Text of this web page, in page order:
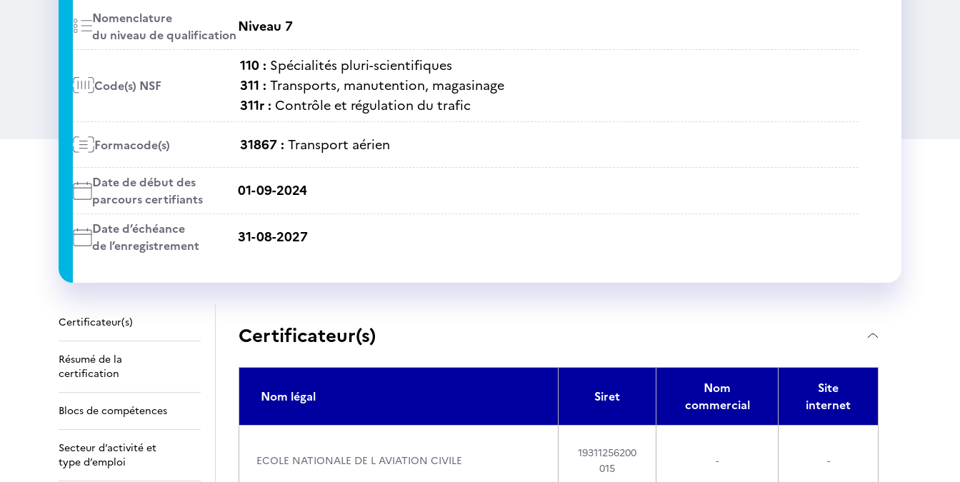
Nomenclature
du niveau de qualificationNiveau 7
Code(s) NSF
110 : Spécialités pluri-scientifiques
311 : Transports, manutention, magasinage
311r : Contrôle et régulation du trafic
Formacode(s) 31867 : Transport aérien
Date de début des
parcours certifiants
01-09-2024
Date d’échéance
de l’enregistrement
31-08-2027
Certificateur(s)
Résumé de la
certification
Blocs de compétences
Secteur d’activité et
type d’emploi
Certificateur(s)
Nom légal Siret
Nom
commercial
Site
internet
ECOLE NATIONALE DE L AVIATION CIVILE
19311256200
015
- -